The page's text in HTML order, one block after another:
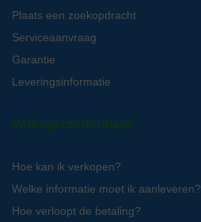
Plaats een zoekopdracht
Serviceaanvraag
Garantie
Leveringsinformatie
Verkopersinformatie
Hoe kan ik verkopen?
Welke informatie moet ik aanleveren?
Hoe verloopt de betaling?